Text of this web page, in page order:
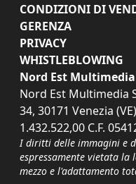
CONDIZIONI DI
GERENZA
PRIVACY
WHISTLEBLOWING
Nord Est Multimedia
Nord Est Multimedia
34, 30171 Venezia
1.432.522,00 C.F.
I diritti delle immagini e
espressamente vietata
mezzo e l'adattamento